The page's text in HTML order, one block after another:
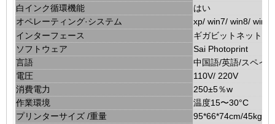
白インク循環機能
はい
オペレーティング·システム
xp/ win7/ win8/ win10
インターフェース
ギガビットネットワ
ソフトウェア
Sai Photoprint
言語
中国語/英語/スペイ
電圧
110V/ 220V
消費電力
250±5％w
作業環境
温度15〜30°C
プリンターサイズ /重量
95*66*74cm/45kg